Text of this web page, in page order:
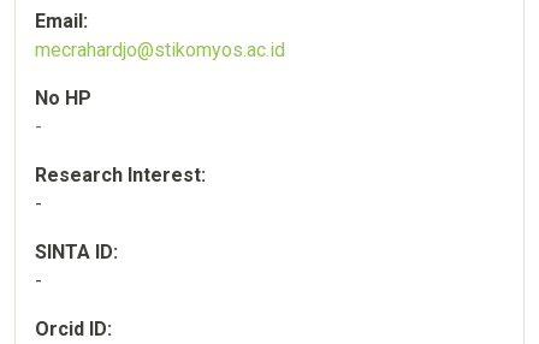
Email:
mecrahardjo@stikomyos.ac.id
No HP
-
Research Interest:
-
SINTA ID:
-
Orcid ID: